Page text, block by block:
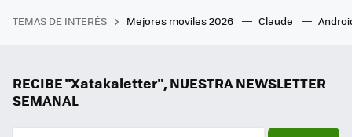
TEMAS DE INTERÉS Mejores moviles 2026 Claude
RECIBE "Xatakaletter", NUESTRA NEWSLETTER
SEMANAL